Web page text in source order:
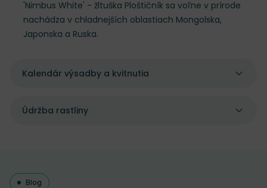
'Nimbus White' - žltuška Ploštičník sa voľne v prírode
nachádza v chladnejších oblastiach Mongolska,
Japonska a Ruska.
Kalendár výsadby a kvitnutia
Údržba rastliny
Blog